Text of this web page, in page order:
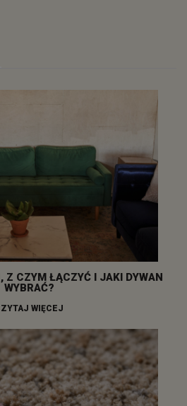
Z CZYM ŁĄCZYĆ I JAKI DYWAN
WYBRAĆ?
WIĘCEJ